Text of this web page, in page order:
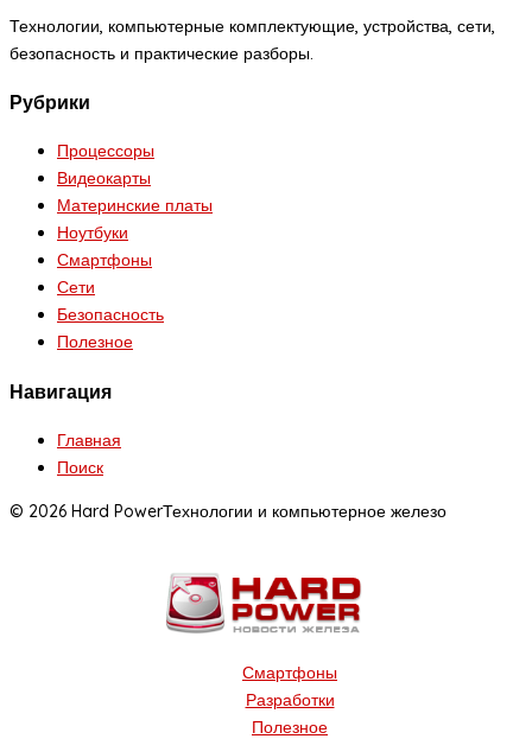
Технологии, компьютерные комплектующие, устройства, сети,
безопасность и практические разборы.
Рубрики
Процессоры
Видеокарты
Материнские платы
Ноутбуки
Смартфоны
Сети
Безопасность
Полезное
Навигация
Главная
Поиск
© 2026 Hard PowerТехнологии и компьютерное железо
Смартфоны
Разработки
Полезное